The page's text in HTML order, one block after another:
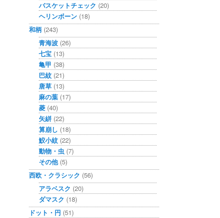
バスケットチェック (20)
ヘリンボーン (18)
和柄 (243)
青海波 (26)
七宝 (13)
亀甲 (38)
巴紋 (21)
唐草 (13)
麻の葉 (17)
菱 (40)
矢絣 (22)
算崩し (18)
鮫小紋 (22)
動物・虫 (7)
その他(5)
西欧・クラシック (56)
アラベスク (20)
ダマスク (18)
ドット・円 (51)